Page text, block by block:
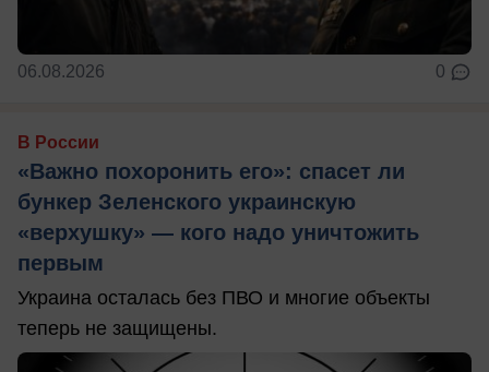
06.08.2026 0
В России
«Важно похоронить его»: спасет ли
бункер Зеленского украинскую
«верхушку» — кого надо уничтожить
первым
Украина осталась без ПВО и многие объекты
теперь не защищены.